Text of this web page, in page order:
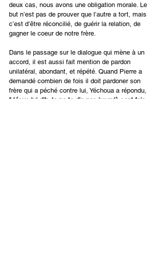
deux cas, nous avons une obligation morale. Le
but n’est pas de prouver que l’autre a tort, mais
c’est d’être réconcilié, de guérir la relation, de
gagner le coeur de notre frère.
Dans le passage sur le dialogue qui mène à un
accord, il est aussi fait mention de pardon
unilatéral, abondant, et répété. Quand Pierre a
demandé combien de fois il doit pardoner son
frère qui a péché contre lui, Yéchoua a répondu,
"Jésus lui dit: Je ne te dis pas jusqu'à sept fois,